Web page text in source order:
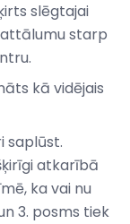
slēgtajai
starp
kā vidējais
saplūst.
atkarībā
ka vai nu
3. posms tiek